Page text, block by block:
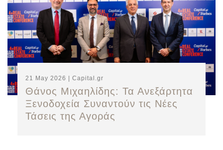
21 May 2026 | Capital.gr
Θάνος Μιχαηλίδης: Τα Ανεξάρτητα
Ξενοδοχεία Συναντούν τις Νέες
Τάσεις της Αγοράς